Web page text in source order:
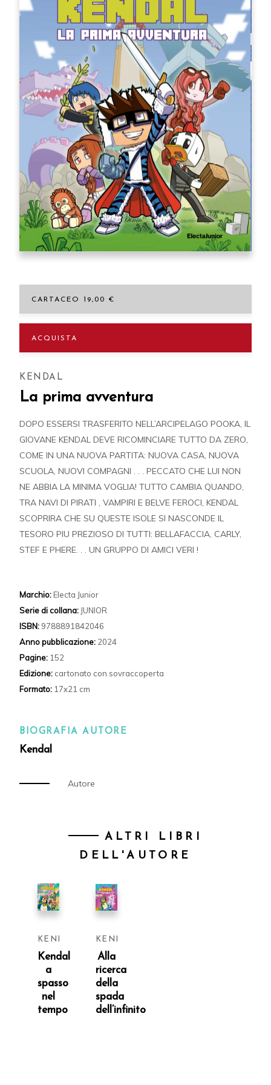
CARTACEO 19,00 €
ACQUISTA
KENDAL
La prima avventura
DOPO ESSERSI TRASFERITO NELL’ARCIPELAGO POOKA, IL
GIOVANE KENDAL DEVE RICOMINCIARE TUTTO DA ZERO,
COME IN UNA NUOVA PARTITA: NUOVA CASA, NUOVA
SCUOLA, NUOVI COMPAGNI . . . PECCATO CHE LUI NON
NE ABBIA LA MINIMA VOGLIA! TUTTO CAMBIA QUANDO,
TRA NAVI DI PIRATI , VAMPIRI E BELVE FEROCI, KENDAL
SCOPRIRA CHE SU QUESTE ISOLE SI NASCONDE IL
TESORO PIU PREZIOSO DI TUTTI: BELLAFACCIA, CARLY,
STEF E PHERE. . . UN GRUPPO DI AMICI VERI !
Marchio: Electa Junior
Serie di collana: JUNIOR
ISBN: 9788891842046
Anno pubblicazione: 2024
Pagine: 152
Edizione: cartonato con sovraccoperta
Formato: 17x21 cm
BIOGRAFIA AUTORE
Kendal
Autore
ALTRI LIBRI
DELL'AUTORE
KENDAL
Kendal
a
spasso
nel
tempo
KENDAL
Alla
ricerca
della
spada
dell’infinito